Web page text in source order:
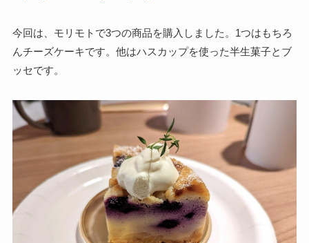
今回は、モリモトで3つの商品を購入しました。1つはもちろ
んチーズケーキです。他はハスカップを使った半生菓子とブ
ッセです。